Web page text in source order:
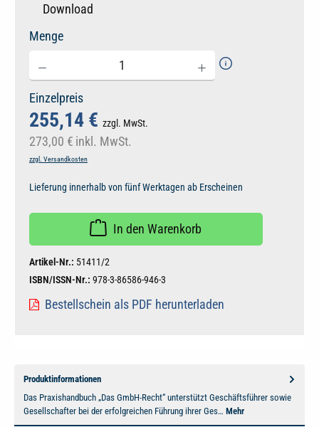
Download
Menge
Einzelpreis
255,14 € zzgl. MwSt.
273,00 € inkl. MwSt.
zzgl. Versandkosten
Lieferung innerhalb von fünf Werktagen ab Erscheinen
In den Warenkorb
Artikel-Nr.: 51411/2
ISBN/ISSN-Nr.: 978-3-86586-946-3
Bestellschein als PDF herunterladen
Produktinformationen
Das Praxishandbuch „Das GmbH-Recht“ unterstützt Geschäftsführer sowie
Gesellschafter bei der erfolgreichen Führung ihrer Ges… Mehr